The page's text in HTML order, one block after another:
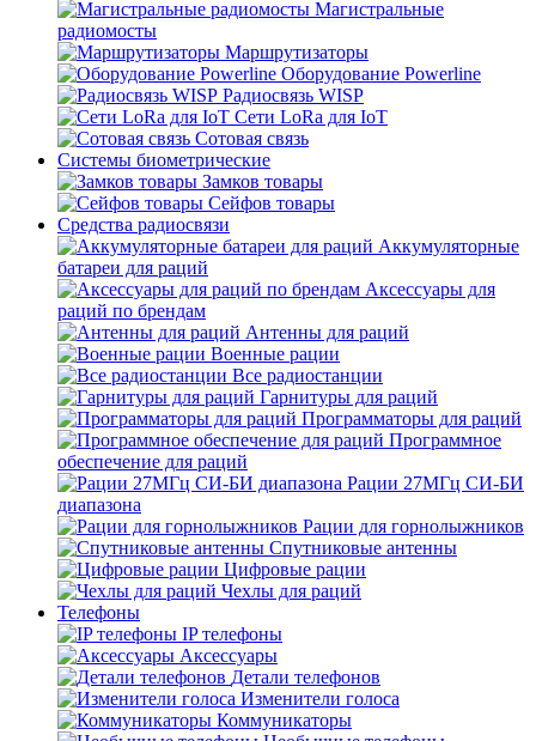
Магистральные
радиомосты
Маршрутизаторы
Оборудование Powerline
Радиосвязь WISP
Сети LoRa для IoT
Сотовая связь
Системы биометрические
Замков товары
Сейфов товары
Средства радиосвязи
Аккумуляторные
батареи для раций
Аксессуары для
раций по брендам
Антенны для раций
Военные рации
Все радиостанции
Гарнитуры для раций
Программаторы для раций
Программное
обеспечение для раций
Рации 27МГц СИ-БИ
диапазона
Рации для горнолыжников
Спутниковые антенны
Цифровые рации
Чехлы для раций
Телефоны
IP телефоны
Аксессуары
Детали телефонов
Изменители голоса
Коммуникаторы